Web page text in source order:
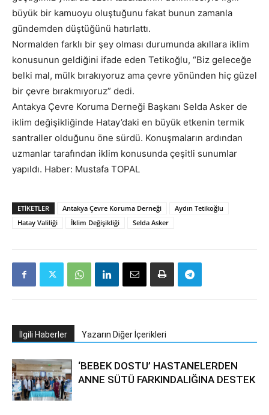
büyük bir kamuoyu oluştuğunu fakat bunun zamanla
gündemden düştüğünü hatırlattı.
Normalden farklı bir şey olması durumunda akıllara iklim
konusunun geldiğini ifade eden Tetikoğlu, “Biz geleceğe
belki mal, mülk bırakıyoruz ama çevre yönünden hiç güzel
bir çevre bırakmıyoruz” dedi.
Antakya Çevre Koruma Derneği Başkanı Selda Asker de
iklim değişikliğinde Hatay’daki en büyük etkenin termik
santraller olduğunu öne sürdü. Konuşmaların ardından
uzmanlar tarafından iklim konusunda çeşitli sunumlar
yapıldı. Haber: Mustafa TOPAL
ETIKETLER Antakya Çevre Koruma Derneği
Aydın Tetikoğlu
Hatay Valiliği
İklim Değişikliği Selda Asker
İlgili Haberler Yazarın Diğer İçerikleri
‘BEBEK DOSTU’ HASTANELERDEN
ANNE SÜTÜ FARKINDALIĞINA DESTEK